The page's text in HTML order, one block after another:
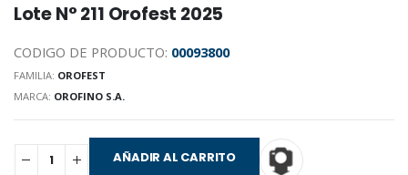
Lote N° 211 Orofest 2025
CODIGO DE PRODUCTO: 00093800
FAMILIA: OROFEST
MARCA: OROFINO S.A.
AÑADIR AL CARRITO